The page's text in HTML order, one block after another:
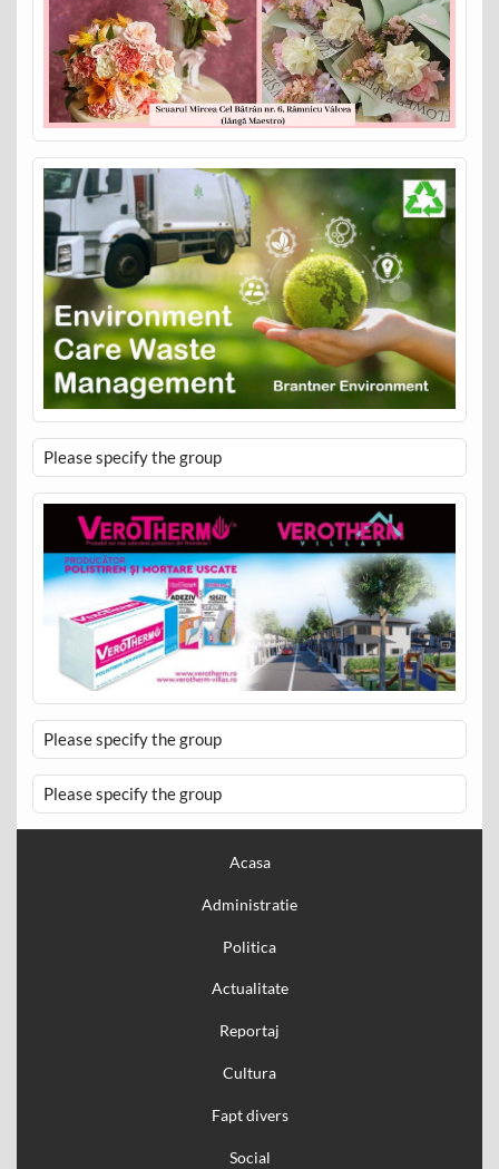
Please specify the group
Please specify the group
Please specify the group
Acasa
Administratie
Politica
Actualitate
Reportaj
Cultura
Fapt divers
Social